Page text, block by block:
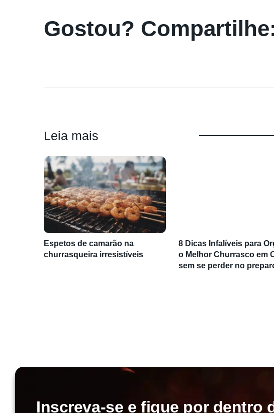
Gostou?
Leia mais
Espetos de camarão na
churrasqueira irresistíveis
8 Dicas Infalíveis para
o Melhor Churrasco em
sem se perder no
Inscreva-se e fique por dentro